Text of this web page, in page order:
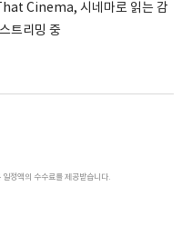
Cinema, 시네마로 읽는 감
트리밍 중
정액의 수수료를 제공받습니다.